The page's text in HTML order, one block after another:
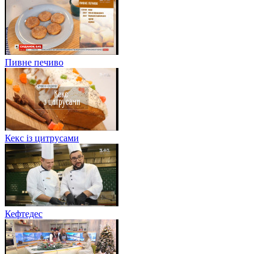
Пивне печиво
Кекс із цитрусами
Кефтедес